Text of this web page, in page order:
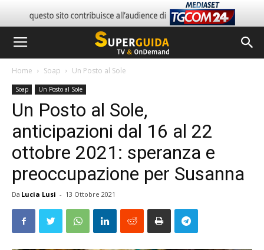
Home Soap Un Posto al Sole
Soap Un Posto al Sole
Un Posto al Sole,
anticipazioni dal 16 al 22
ottobre 2021: speranza e
preoccupazione per Susanna
Da Lucia Lusi - 13 Ottobre 2021